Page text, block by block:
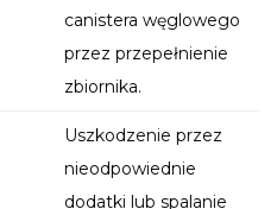
canistera węglowego
przez przepełnienie
zbiornika.
Uszkodzenie przez
nieodpowiednie
dodatki lub spalanie